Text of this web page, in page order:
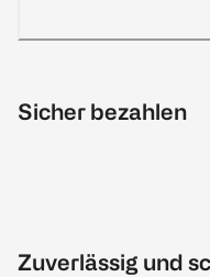
Sicher bezahlen
Zuverlässig und